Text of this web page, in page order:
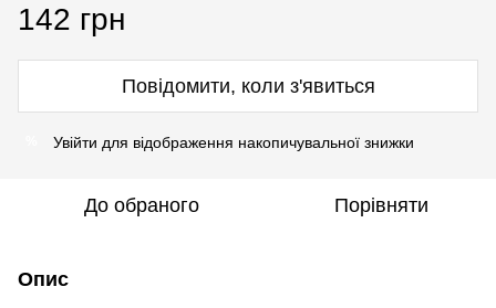
142 грн
Повідомити, коли з'явиться
Увійти для відображення накопичувальної знижки
До обраного Порівняти
Опис